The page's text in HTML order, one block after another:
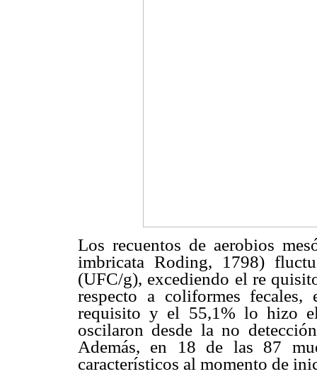
Los recuentos de aerobios
imbricata Roding, 1798)
(UFC/g), excediendo el re
respecto a coliformes
requisito y el 55,1% lo hizo
oscilaron desde la no
Además, en 18 de las 87
característicos al momento de